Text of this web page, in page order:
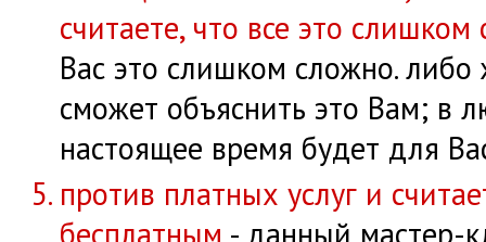
считаете, что все это
Вас это слишком сложно. либо
сможет объяснить это Вам; в
настоящее время будет для
против платных услуг и
бесплатным - данный мастер-